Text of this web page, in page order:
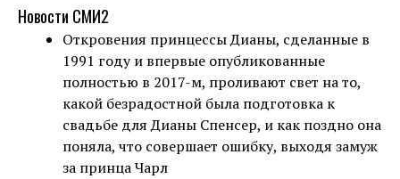
Новости СМИ2
Откровения принцессы Дианы, сделанные в
1991 году и впервые опубликованные
полностью в 2017-м, проливают свет на то,
какой безрадостной была подготовка к
свадьбе для Дианы Спенсер, и как поздно она
поняла, что совершает ошибку, выходя замуж
за принца Чарл